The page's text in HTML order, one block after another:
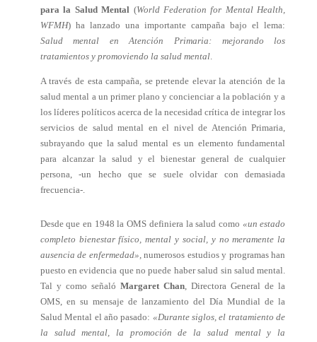
para la Salud Mental (World Federation for Mental Health,
WFMH) ha lanzado una importante campaña bajo el lema:
Salud mental en Atención Primaria: mejorando los
tratamientos y promoviendo la salud mental.
A través de esta campaña, se pretende elevar la atención de la
salud mental a un primer plano y concienciar a la población y a
los líderes políticos acerca de la necesidad crítica de integrar los
servicios de salud mental en el nivel de Atención Primaria,
subrayando que la salud mental es un elemento fundamental
para alcanzar la salud y el bienestar general de cualquier
persona, -un hecho que se suele olvidar con demasiada
frecuencia-.
Desde que en 1948 la OMS definiera la salud como «un estado
completo bienestar físico, mental y social, y no meramente la
ausencia de enfermedad»,numerosos estudios y programas han
puesto en evidencia que no puede haber salud sin salud mental.
Tal y como señaló Margaret Chan, Directora General de la
OMS, en su mensaje de lanzamiento del Día Mundial de la
Salud Mental el año pasado: «Durante siglos, el tratamiento de
la salud mental, la promoción de la salud mental y la